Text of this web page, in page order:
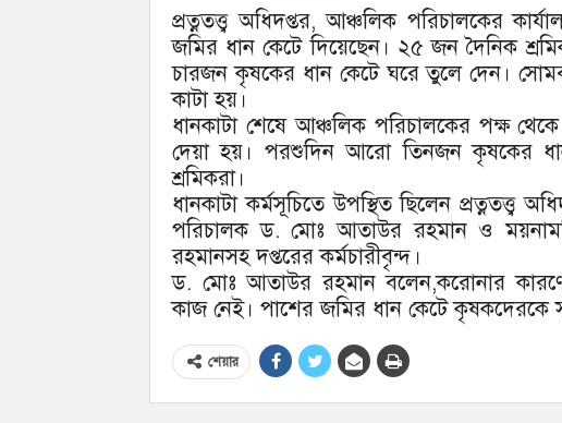
প্রত্নতত্ত্ব অধিদপ্তর, আঞ্চলিক পরিচালকের
জমির ধান কেটে দিয়েছেন। ২৫ জন দৈনিক
চারজন কৃষকের ধান কেটে ঘরে তুলে দেন।
কাটা হয়।
ধানকাটা শেষে আঞ্চলিক পরিচালকের পক্ষ
দেয়া হয়। পরশুদিন আরো তিনজন কৃষকের
শ্রমিকরা।
ধানকাটা কর্মসূচিতে উপস্থিত ছিলেন প্রত্নতত্ত্ব
পরিচালক ড. মোঃ আতাউর রহমান ও
রহমানসহ দপ্তরের কর্মচারীবৃন্দ।
ড. মোঃ আতাউর রহমান বলেন,করোনার কারণে
কাজ নেই। পাশের জমির ধান কেটে কৃষকদেরকে
শেয়ার